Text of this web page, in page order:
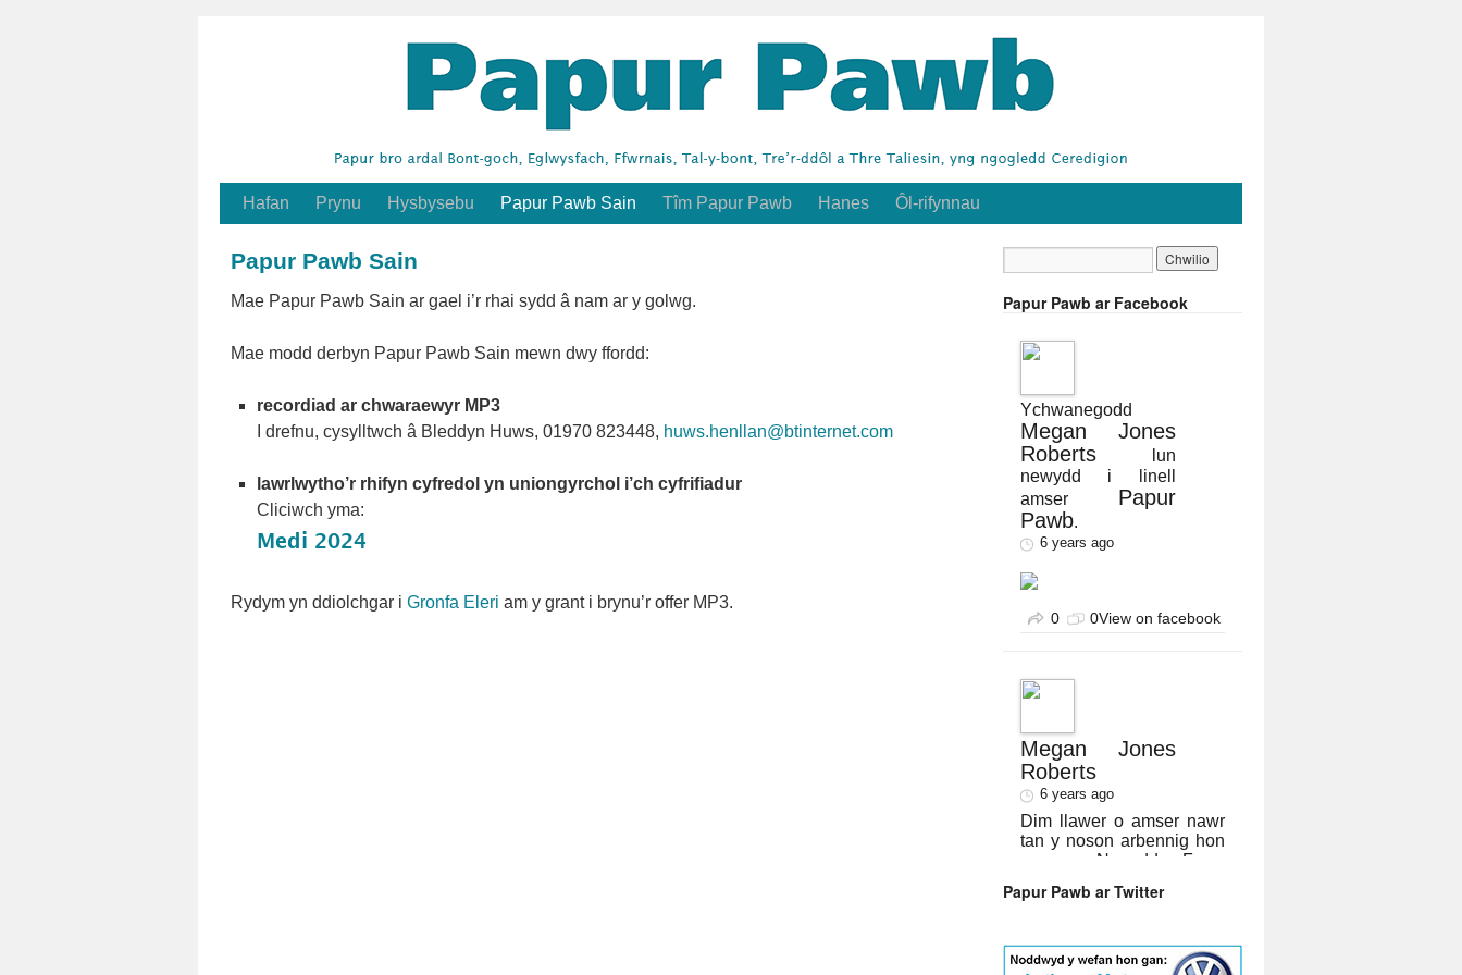
Neidio
Hafan Prynu Hysbysebu Papur Pawb Sain Tîm Papur Pawb Hanes Ôl-rifynnau
Papur Pawb Sain
Mae Papur Pawb Sain ar gael i’r rhai sydd â nam ar y golwg.
Mae modd derbyn Papur Pawb Sain mewn dwy ffordd:
recordiad ar chwaraewyr MP3
I drefnu, cysylltwch â Bleddyn Huws, 01970 823448, huws.henllan@btinternet.com
lawrlwytho’r rhifyn cyfredol yn uniongyrchol i’ch cyfrifiadur
Cliciwch yma:
Rydym yn ddiolchgar i Gronfa Eleri am y grant i brynu’r offer MP3.
Papur Pawb ar Facebook
Ychwanegodd
Megan Jones
Roberts lun
newydd i linell
amser Papur
Pawb.
6 years ago
0 0View on facebook
Megan Jones
Roberts
6 years ago
Dim llawer o amser nawr
tan y noson arbennig hon
yn y Neuadd Fawr,
felly odi chi wedi cael eich
nghwmni'r corau lleol
Papur Pawb ar Twitter